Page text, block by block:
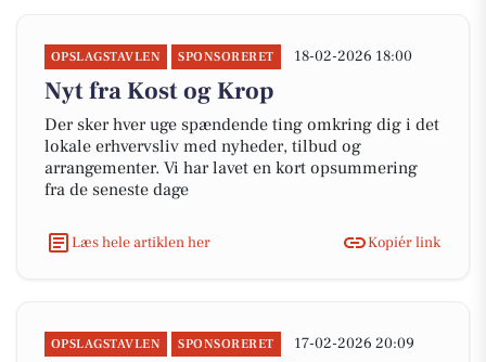
OPSLAGSTAVLEN SPONSORERET 18-02-2026 18:00
Nyt fra Kost og Krop
Der sker hver uge spændende ting omkring dig i det
lokale erhvervsliv med nyheder, tilbud og
arrangementer. Vi har lavet en kort opsummering
fra de seneste dage
Læs hele artiklen her Kopiér link
OPSLAGSTAVLEN SPONSORERET 17-02-2026 20:09